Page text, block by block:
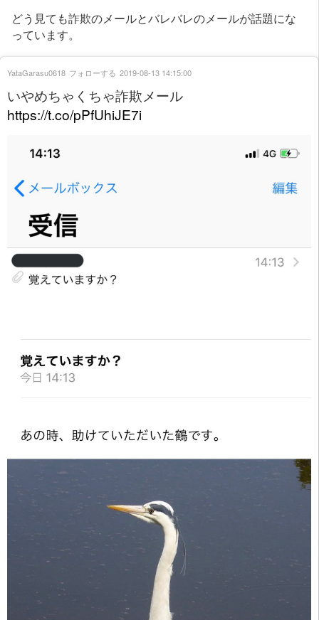
どう見ても詐欺のメールとバレバレのメールが話題にな
っています。
いやめちゃくちゃ詐欺メール
https://t.co/pPfUhiJE7i
YataGarasu0618 フォローする 2019-08-13 14:15:00